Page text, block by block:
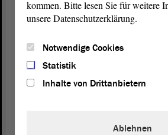
Russland)
Landessprache: Armenisch
Russisch
Parlament:
Kammer mit 131 Sitzen
kommen. Bitte lesen Sie für weitere
unsere Datenschutzerklärung.
Notwendige Cookies
Statistik
Inhalte von Drittanbietern
Ablehnen